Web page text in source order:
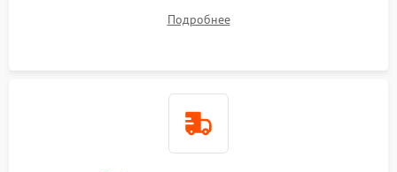
Проверка надежности фиксации и целостности шлейфов.
Подробнее